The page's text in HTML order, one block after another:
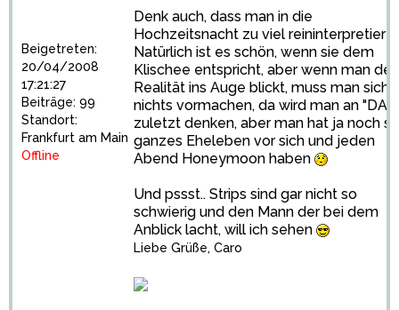
Beigetreten:
20/04/2008
17:21:27
Beiträge: 99
Standort:
Frankfurt am Main
Offline
Denk auch, dass man in die
Hochzeitsnacht zu viel reininterpretiert.
Natürlich ist es schön, wenn sie dem
Klischee entspricht, aber wenn man der
Realität ins Auge blickt, muss man sich
nichts vormachen, da wird man an
zuletzt denken, aber man hat ja noch
ganzes Eheleben vor sich und jeden
Abend Honeymoon haben
Und pssst.. Strips sind gar nicht so
schwierig und den Mann der bei dem
Anblick lacht, will ich sehen
Liebe Grüße, Caro